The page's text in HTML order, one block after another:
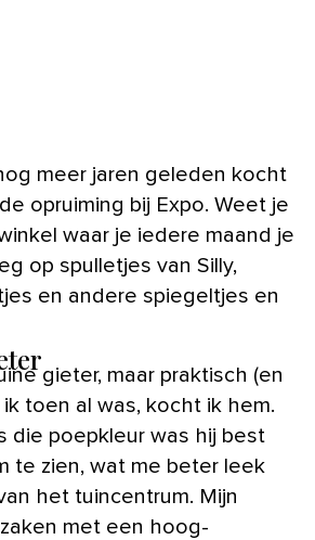
opruiming bij Expo. Weet je
waar je iedere maand je
op spulletjes van Silly,
en andere spiegeltjes en
gieter, maar praktisch (en
toen al was, kocht ik hem.
die poepkleur was hij best
te zien, wat me beter leek
het tuincentrum. Mijn
met een hoog-